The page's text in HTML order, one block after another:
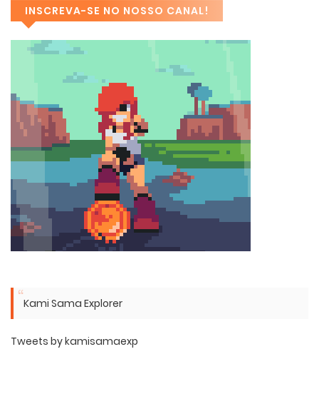
INSCREVA-SE NO NOSSO CANAL!
Kami Sama Explorer
Tweets by kamisamaexp